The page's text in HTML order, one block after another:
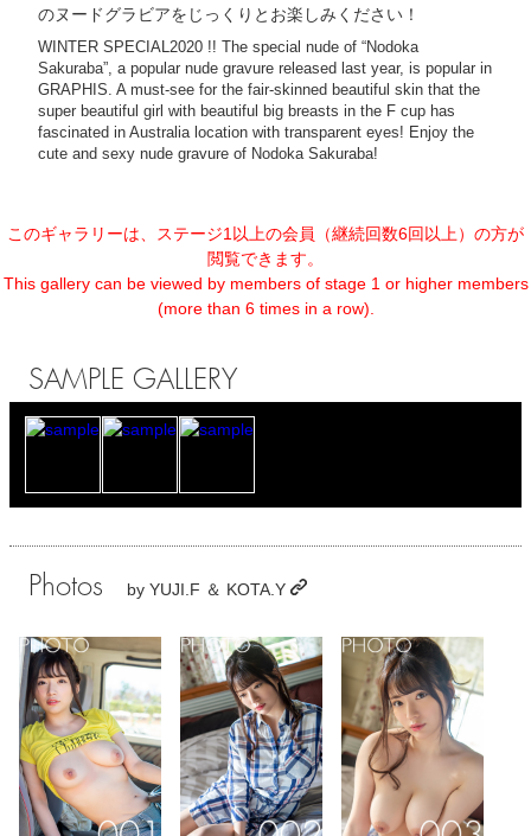
のヌードグラビアをじっくりとお楽しみください！
WINTER SPECIAL2020 !! The special nude of “Nodoka
Sakuraba”, a popular nude gravure released last year, is popular in
GRAPHIS. A must-see for the fair-skinned beautiful skin that the
super beautiful girl with beautiful big breasts in the F cup has
fascinated in Australia location with transparent eyes! Enjoy the
cute and sexy nude gravure of Nodoka Sakuraba!
このギャラリーは、ステージ1以上の会員（継続回数6回以上）の方が
閲覧できます。
This gallery can be viewed by members of stage 1 or higher members
(more than 6 times in a row).
SAMPLE GALLERY
Photos by YUJI.F ＆ KOTA.Y